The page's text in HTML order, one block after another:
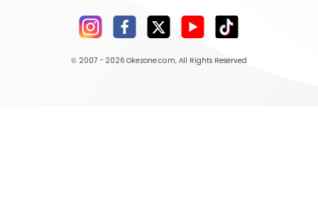
© 2007 - 2026 Okezone.com, All Rights Reserved